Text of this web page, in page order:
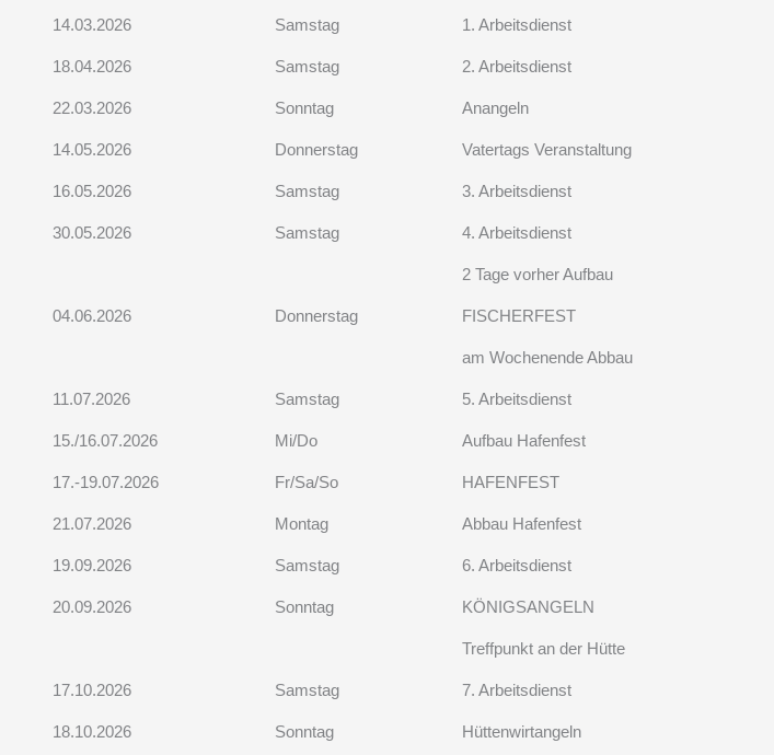
14.03.2026 Samstag 1. Arbeitsdienst
18.04.2026 Samstag 2. Arbeitsdienst
22.03.2026 Sonntag Anangeln
14.05.2026 Donnerstag Vatertags Veranstaltung
16.05.2026 Samstag 3. Arbeitsdienst
30.05.2026 Samstag 4. Arbeitsdienst
2 Tage vorher Aufbau
04.06.2026 Donnerstag FISCHERFEST
am Wochenende Abbau
11.07.2026 Samstag 5. Arbeitsdienst
15./16.07.2026 Mi/Do Aufbau Hafenfest
17.-19.07.2026 Fr/Sa/So HAFENFEST
21.07.2026 Montag Abbau Hafenfest
19.09.2026 Samstag 6. Arbeitsdienst
20.09.2026 Sonntag KÖNIGSANGELN
Treffpunkt an der Hütte
17.10.2026 Samstag 7. Arbeitsdienst
18.10.2026 Sonntag Hüttenwirtangeln